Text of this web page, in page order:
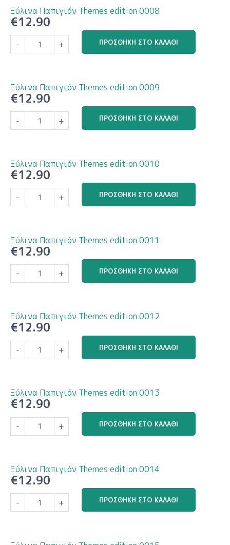
0007
ποσότητα
Ξύλινα Παπιγιόν Themes edition 0008
€12.90
-
Ξύλινα
Παπιγιόν
0008
ποσότητα
+ ΠΡΟΣΘΉΚΗ ΣΤΟ ΚΑΛΆΘΙ
Ξύλινα Παπιγιόν Themes edition 0009
€12.90
-
Ξύλινα
Παπιγιόν
0009
ποσότητα
+ ΠΡΟΣΘΉΚΗ ΣΤΟ ΚΑΛΆΘΙ
Ξύλινα Παπιγιόν Themes edition 0010
€12.90
-
Ξύλινα
Παπιγιόν
0010
ποσότητα
+ ΠΡΟΣΘΉΚΗ ΣΤΟ ΚΑΛΆΘΙ
Ξύλινα Παπιγιόν Themes edition 0011
€12.90
-
Ξύλινα
Παπιγιόν
0011
ποσότητα
+ ΠΡΟΣΘΉΚΗ ΣΤΟ ΚΑΛΆΘΙ
Ξύλινα Παπιγιόν Themes edition 0012
€12.90
-
Ξύλινα
Παπιγιόν
0012
ποσότητα
+ ΠΡΟΣΘΉΚΗ ΣΤΟ ΚΑΛΆΘΙ
Ξύλινα Παπιγιόν Themes edition 0013
€12.90
-
Ξύλινα
Παπιγιόν
0013
ποσότητα
+ ΠΡΟΣΘΉΚΗ ΣΤΟ ΚΑΛΆΘΙ
Ξύλινα Παπιγιόν Themes edition 0014
€12.90
-
Ξύλινα
Παπιγιόν
0014
+ ΠΡΟΣΘΉΚΗ ΣΤΟ ΚΑΛΆΘΙ